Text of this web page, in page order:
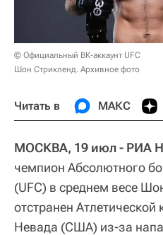
© Официальный ВК-аккаунт UFC
Шон Стрикленд. Архивное фото
Читать в МАКС
МОСКВА, 19 июл - РИА
чемпион Абсолютного
(UFC) в среднем весе
отстранен
Невада (США) из-за